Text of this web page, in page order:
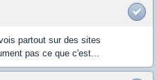
partout sur des sites
pas ce que c'est...